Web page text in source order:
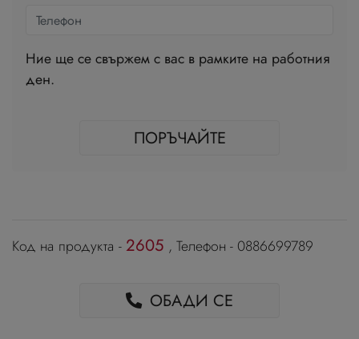
Ние ще се свържем с вас в рамките на работния
ден.
ПОРЪЧАЙТЕ
Код на продукта - 2605 , Телефон - 0886699789
ОБАДИ СЕ